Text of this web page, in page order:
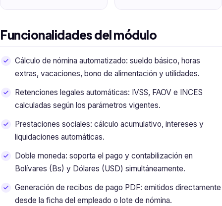
Funcionalidades del módulo
Cálculo de nómina automatizado: sueldo básico, horas
extras, vacaciones, bono de alimentación y utilidades.
Retenciones legales automáticas: IVSS, FAOV e INCES
calculadas según los parámetros vigentes.
Prestaciones sociales: cálculo acumulativo, intereses y
liquidaciones automáticas.
Doble moneda: soporta el pago y contabilización en
Bolívares (Bs) y Dólares (USD) simultáneamente.
Generación de recibos de pago PDF: emitidos directamente
desde la ficha del empleado o lote de nómina.